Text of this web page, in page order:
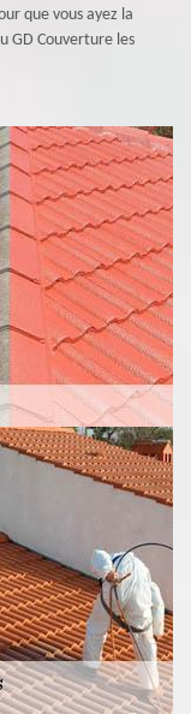
que vous ayez la
GD Couverture les